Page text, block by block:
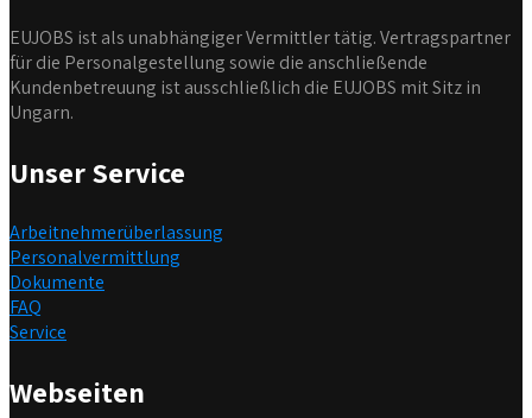
EUJOBS ist als unabhängiger Vermittler tätig. Vertragspartner
für die Personalgestellung sowie die anschließende
Kundenbetreuung ist ausschließlich die EUJOBS mit Sitz in
Ungarn.
Unser Service
Arbeitnehmerüberlassung
Personalvermittlung
Dokumente
FAQ
Service
Webseiten